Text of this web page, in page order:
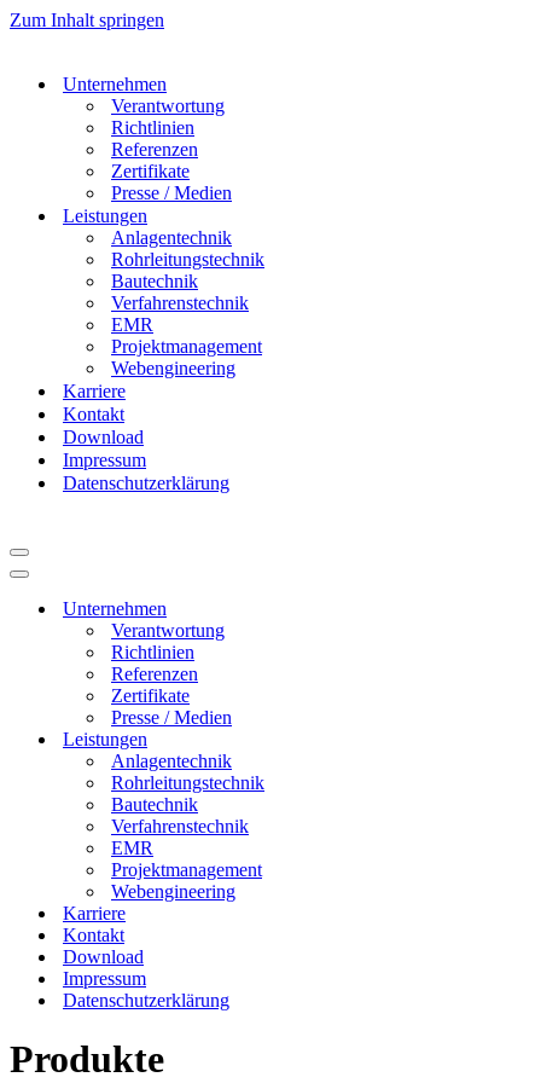
Zum Inhalt springen
Unternehmen
Verantwortung
Richtlinien
Referenzen
Zertifikate
Presse / Medien
Leistungen
Anlagentechnik
Rohrleitungstechnik
Bautechnik
Verfahrenstechnik
EMR
Projektmanagement
Webengineering
Karriere
Kontakt
Download
Impressum
Datenschutzerklärung
Navigationsmenü
Navigationsmenü
Unternehmen
Verantwortung
Richtlinien
Referenzen
Zertifikate
Presse / Medien
Leistungen
Anlagentechnik
Rohrleitungstechnik
Bautechnik
Verfahrenstechnik
EMR
Projektmanagement
Webengineering
Karriere
Kontakt
Download
Impressum
Datenschutzerklärung
Produkte